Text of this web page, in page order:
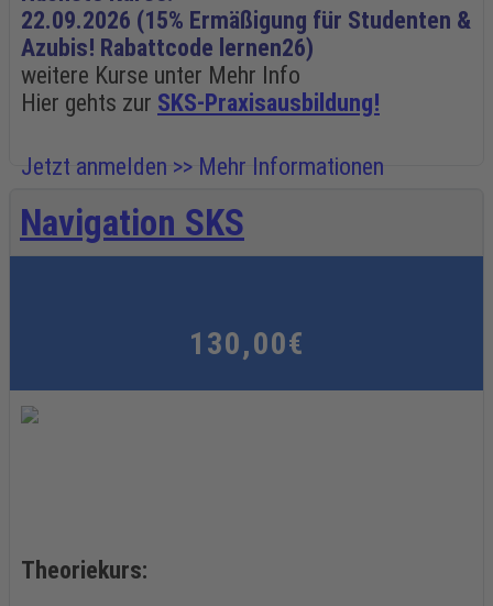
22.09.2026 (15% Ermäßigung für Studenten &
Azubis! Rabattcode lernen26)
weitere Kurse unter Mehr Info
Hier gehts zur SKS-Praxisausbildung!
Jetzt anmelden >> Mehr Informationen
Navigation SKS
130,00€
Theoriekurs: